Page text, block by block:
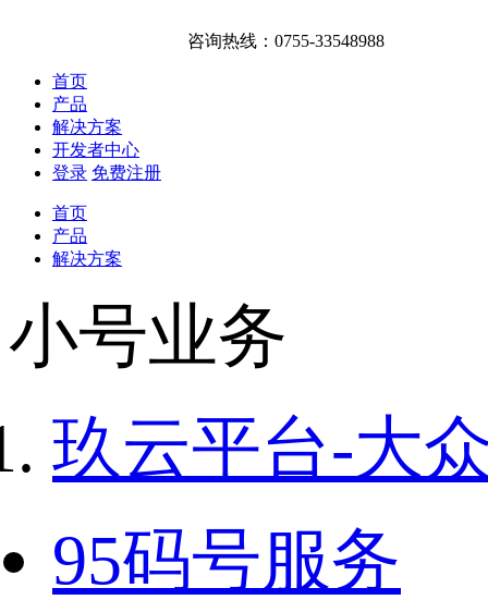
咨询热线：0755-33548988
首页
产品
解决方案
开发者中心
登录 免费注册
首页
产品
解决方案
小号业务
玖云平台-大
95码号服务